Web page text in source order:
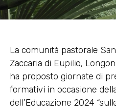
La comunità pastorale
Zaccaria di Eupilio,
ha proposto giornate di
formativi in occasione
dell’Educazione 2024